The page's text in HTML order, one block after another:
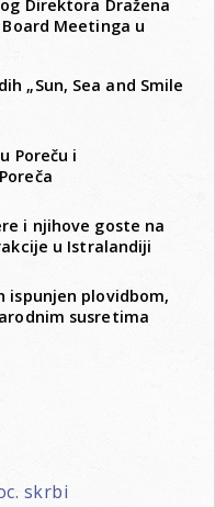
Direktora Dražena
Meetinga u
„Sun, Sea and Smile
Poreču i
i njihove goste na
u Istralandiji
ispunjen plovidbom,
susretima
skrbi